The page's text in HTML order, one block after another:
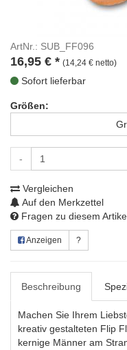
ArtNr.: SUB_FF096
16,95 € * (14,24 € netto)
Sofort lieferbar
Größen:
-
Vergleichen
Auf den Merkzettel
Fragen zu diesem
Anzeigen ?
Beschreibung
Machen Sie Ihrem
kreativ gestalteten Flip
kernige Männer am